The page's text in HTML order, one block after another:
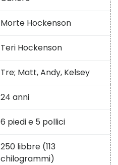
Morte Hockenson
Teri Hockenson
Tre; Matt, Andy, Kelsey
24 anni
6 piedi e 5 pollici
250 libbre (113
chilogrammi)